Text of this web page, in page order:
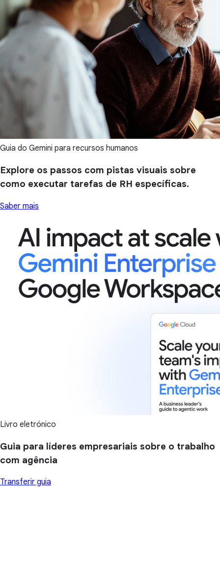
Guia do Gemini para recursos humanos
Explore os passos com pistas visuais sobre
como executar tarefas de RH específicas.
Saber mais
Livro eletrónico
Guia para líderes empresariais sobre o trabalho
com agência
Transferir guia